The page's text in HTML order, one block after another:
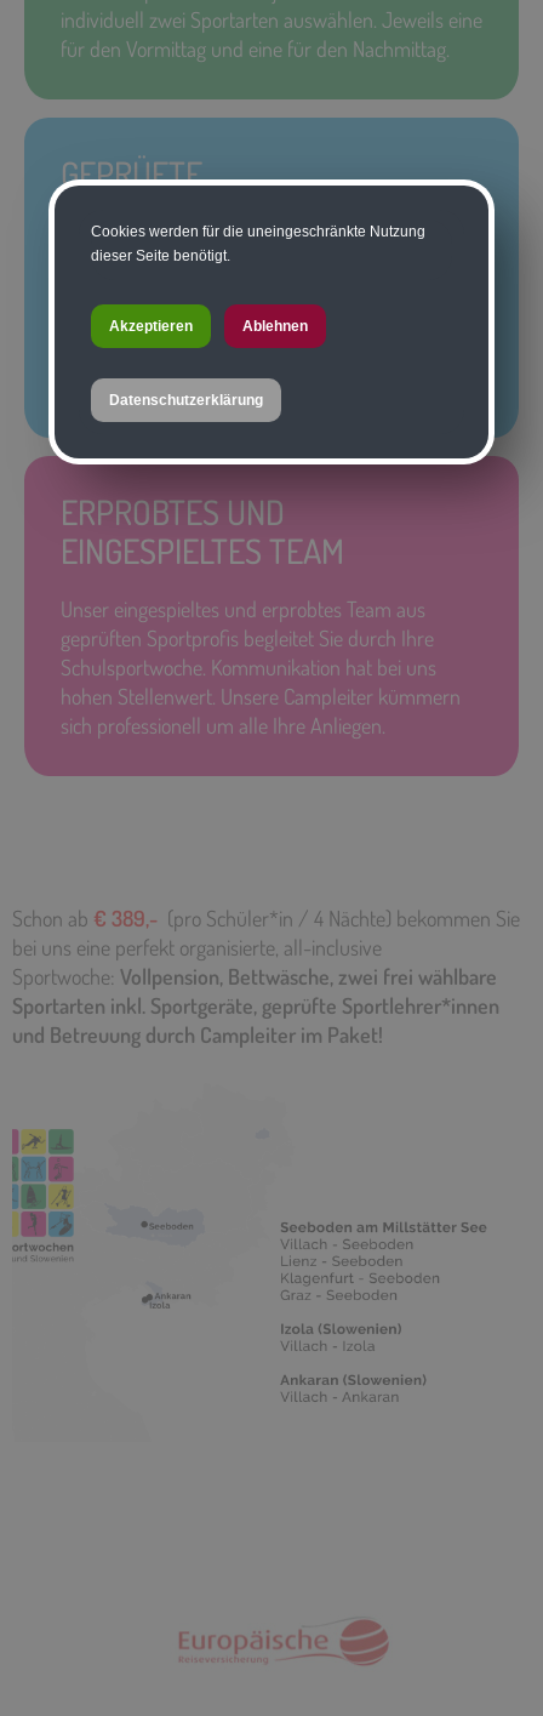
individuell zwei Sportarten auswählen. Jeweils eine
für den Vormittag und eine für den Nachmittag.
GEPRÜFTE
Unser Fokus liegt auf höchster Qualität im
Sportangebot, weil wir nicht nur leidenschaftliche
Sportler sondern auch Sportlehrer sind. Unser
Sportprofis.
ERPROBTES UND
EINGESPIELTES TEAM
Unser eingespieltes und erprobtes Team aus
geprüften Sportprofis begleitet Sie durch Ihre
Schulsportwoche. Kommunikation hat bei uns
hohen Stellenwert. Unsere Campleiter kümmern
sich professionell um alle Ihre Anliegen.
Schon ab € 389,- (pro Schüler*in / 4 Nächte) bekommen Sie
bei uns eine perfekt organisierte, all-inclusive
Sportwoche: Vollpension, Bettwäsche, zwei frei wählbare
Sportarten inkl. Sportgeräte, geprüfte Sportlehrer*innen
und Betreuung durch Campleiter im Paket!
Cookies werden für die uneingeschränkte Nutzung
dieser Seite benötigt.
Akzeptieren Ablehnen
Datenschutzerklärung